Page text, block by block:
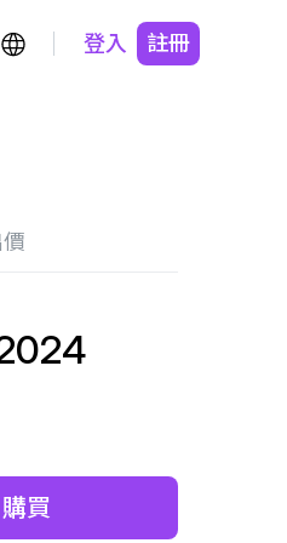
登入 註冊
購買